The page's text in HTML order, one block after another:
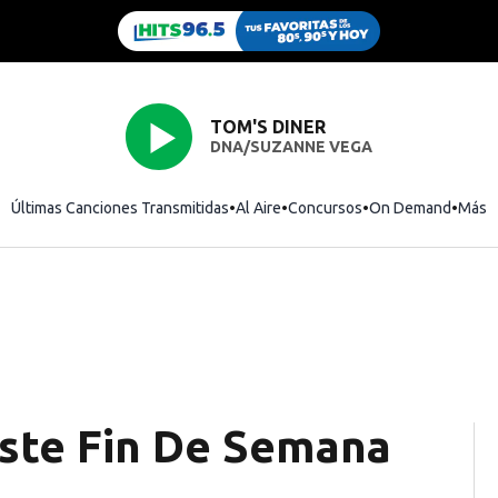
TOM'S DINER
DNA/SUZANNE VEGA
Últimas Canciones Transmitidas Al Aire Concursos On Demand Más
Fin De Semana